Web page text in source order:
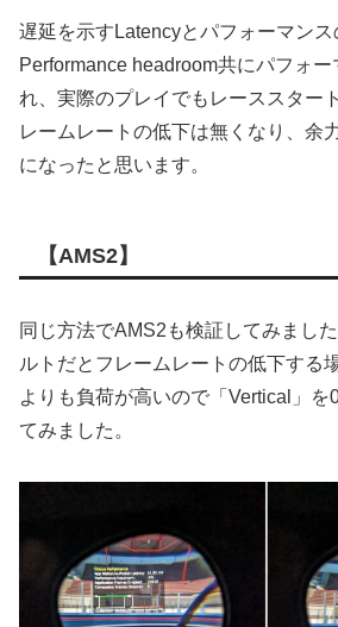
遅延を示すLatencyとパフォーマン
Performance headroom共にパフォ
れ、実際のプレイでもレーススター
レームレートの低下は無くなり、余
になったと思います。
【AMS2】
同じ方法でAMS2も検証してみまし
ルトだとフレームレートの低下する
よりも負荷が高いので「Vertical」を
てみました。